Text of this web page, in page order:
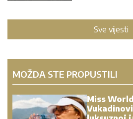
Sve vijesti
MOŽDA STE PROPUSTILI
Miss